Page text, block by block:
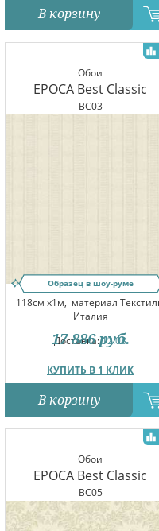
В корзину
Обои
EPOCA Best Classic
BC03
Образец в шоу-руме
118см x1м, материал
Италия
Доставка:12.08
КУПИТЬ В 1 КЛИК
17 886 руб.
В корзину
Обои
EPOCA Best Classic
BC05